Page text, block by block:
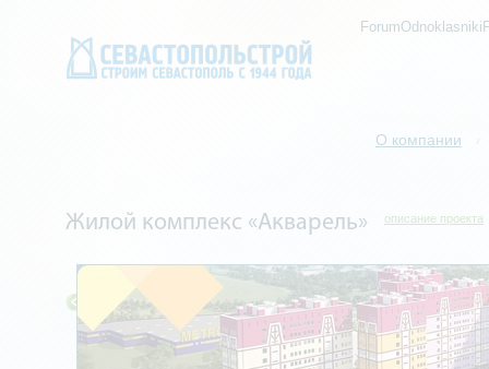
/
О компании
Жилой комплекс «Акварель» описание проекта